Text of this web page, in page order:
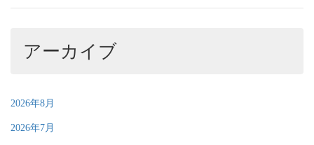
アーカイブ
2026年8月
2026年7月